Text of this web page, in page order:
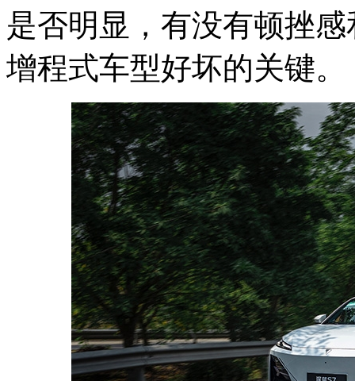
是否明显，有没有顿挫
增程式车型好坏的关键。